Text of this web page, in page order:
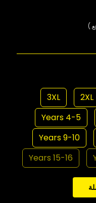
2XL
3XL
4-5 Years
9-10 Years
15-16 Years